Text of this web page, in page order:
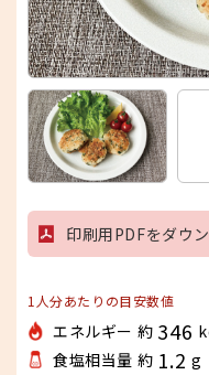
印刷用PDFをダウ
1人分あたりの目安数値
エネルギー 約 346
食塩相当量 約 1.2 g